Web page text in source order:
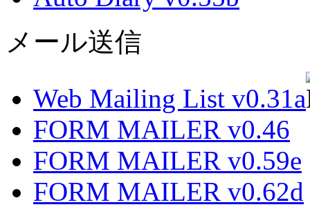
メール送信
Web Mailing List v0.31a
FORM MAILER v0.46
FORM MAILER v0.59e
FORM MAILER v0.62d